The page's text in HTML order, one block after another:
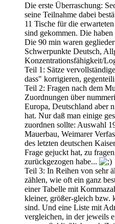
Die erste Überraschung:
seine Teilnahme dabei
11 Tische für die
sind gekommen. Die
Die 90 min waren
Schwerpunkte Deutsch,
Konzentrationsfähigkeit/
Teil 1: Sätze
dass" korrigieren,
Teil 2: Fragen nach dem
Zuordnungen über
Europa, Deutschland aber
hat. Nur daß man einige
zuordnen sollte: Auswahl
Mauerbau, Weimarer
des letzten deutschen
Frage gejuckt hat, zu
zurückgezogen habe...
Teil 3: In Reihen von sehr
zählen, wie oft ein ganz
einer Tabelle mit
kleiner, größer-gleich bzw.
sind. Und eine Liste mit
vergleichen, in der jeweils